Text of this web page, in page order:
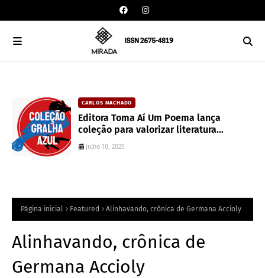
CARLOS MACHADO
Editora Toma Aí Um Poema lança
coleção para valorizar literatura
paranaense
julho 10, 2025
Página inicial Featured Alinhavando, crônica de Germana Accioly
Alinhavando, crônica de
Germana Accioly